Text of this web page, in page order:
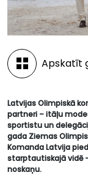
Apskatīt
Latvijas Olimpiskā
partneri – itāļu
sportistu un
gada Ziemas
Komanda Latvija
starptautiskajā vidē
noskaņu.